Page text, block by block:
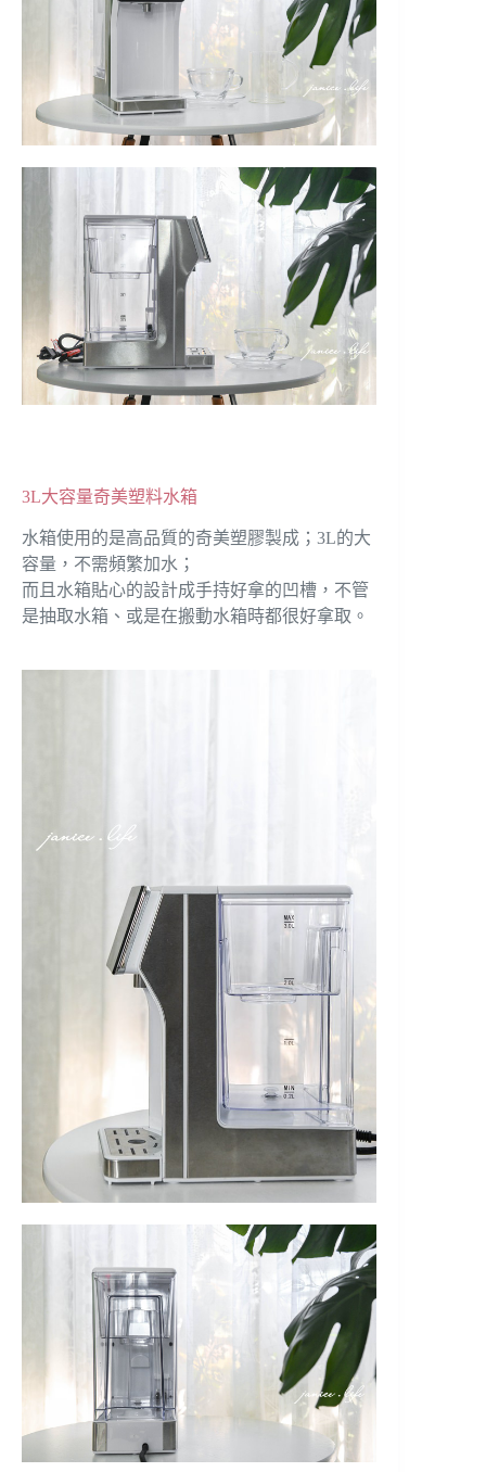
3L大容量奇美塑料水箱
水箱使用的是高品質的奇美塑膠製成；3L的大
容量，不需頻繁加水；
而且水箱貼心的設計成手持好拿的凹槽，不管
是抽取水箱、或是在搬動水箱時都很好拿取。